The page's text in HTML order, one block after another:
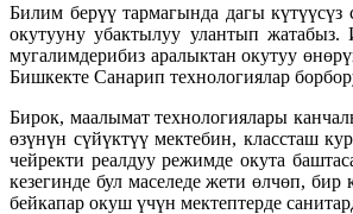
Билим берүү тармагында дагы
окутууну убактылуу улантып жатабыз.
мугалимдерибиз аралыктан окутуу
Бишкекте Санарип технологиялар
Бирок, маалымат технологиялары
өзүнүн сүйүктүү мектебин, классташ
чейректи реалдуу режимде окута
кезегинде бул маселеде жети өлчөп,
бейкапар окуш үчүн мектептерде